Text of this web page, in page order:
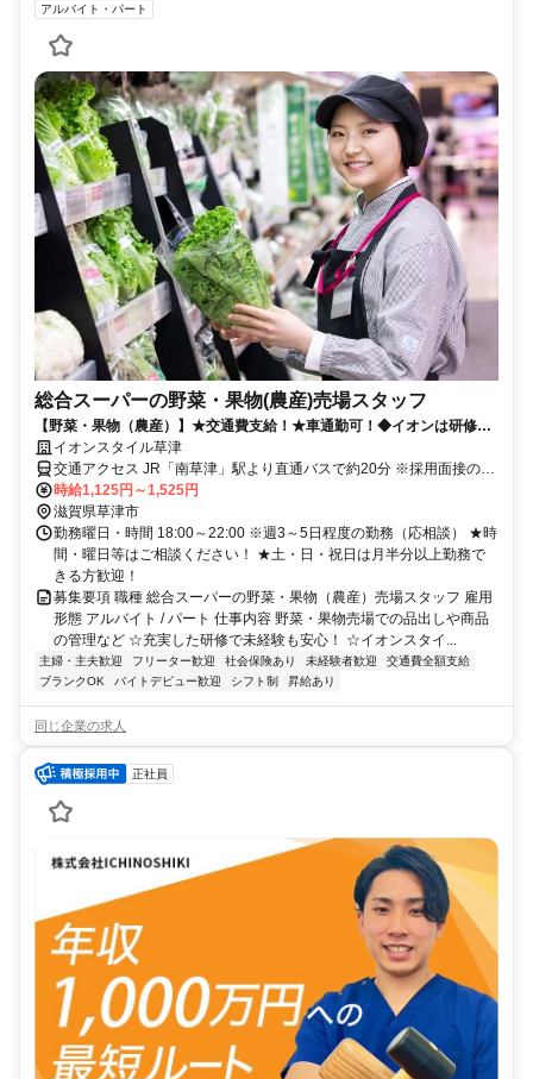
アルバイト・パート
総合スーパーの野菜・果物(農産)売場スタッフ
【野菜・果物（農産）】★交通費支給！★車通勤可！◆イオンは研修・
福利厚生が充実し働きやすい環境です♪
イオンスタイル草津
交通アクセス JR「南草津」駅より直通バスで約20分 ※採用面接の際
はイオンスタイル草津従業員入口より店内へお入りください。 イオ
ンモール建物の琵琶湖側に荷受場と従業員入口がございます。 （近
江バス停から近い従業員入口はモール従業員入口になりますのでご注
意ください。）
時給1,125円～1,525円
滋賀県草津市
勤務曜日・時間 18:00～22:00 ※週3～5日程度の勤務（応相談） ★時
間・曜日等はご相談ください！ ★土・日・祝日は月半分以上勤務で
きる方歓迎！
募集要項 職種 総合スーパーの野菜・果物（農産）売場スタッフ 雇用
形態 アルバイト / パート 仕事内容 野菜・果物売場での品出しや商品
の管理など ☆充実した研修で未経験も安心！ ☆イオンスタイ...
主婦・主夫歓迎 フリーター歓迎 社会保険あり 未経験者歓迎
交通費全額支給
ブランクOK
バイトデビュー歓迎 シフト制 昇給あり
同じ企業の求人
正社員